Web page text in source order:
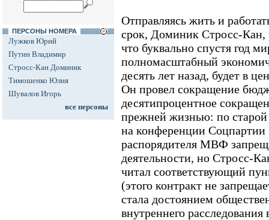
ПЕРСОНЫ НОМЕРА
Лужков Юрий
Путин Владимир
Стросс-Кан Доминик
Тимошенко Юлия
Шувалов Игорь
все персоны
Отправляясь жить и
срок, Доминик Стросс-Кан,
что буквально спустя год
полномасштабный
десять лет назад, будет в
Он провел сокращение
десятипроцентное
прежней жизнью: по
на конференции Соцпартии
распорядителя МВФ
деятельности, но Стросс-
читал соответствующий
(этого контракт не
стала достоянием
внутреннего